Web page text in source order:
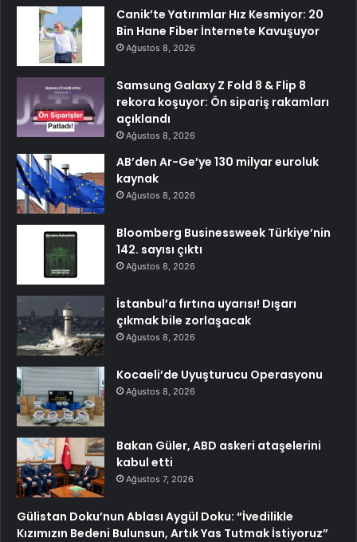
Canik’te Yatırımlar Hız Kesmiyor: 20
Bin Hane Fiber İnternete Kavuşuyor
Ağustos 8, 2026
Samsung Galaxy Z Fold 8 & Flip 8
rekora koşuyor: Ön sipariş rakamları
açıklandı
Ağustos 8, 2026
AB’den Ar-Ge’ye 130 milyar euroluk
kaynak
Ağustos 8, 2026
Bloomberg Businessweek Türkiye’nin
142. sayısı çıktı
Ağustos 8, 2026
İstanbul’a fırtına uyarısı! Dışarı
çıkmak bile zorlaşacak
Ağustos 8, 2026
Kocaeli’de Uyuşturucu Operasyonu
Ağustos 8, 2026
Bakan Güler, ABD askeri ataşelerini
kabul etti
Ağustos 7, 2026
Gülistan Doku’nun Ablası Aygül Doku: “İvedilikle
Kızımızın Bedeni Bulunsun, Artık Yas Tutmak İstiyoruz”